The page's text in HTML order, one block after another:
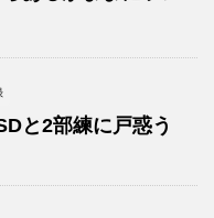
と2部練に戸惑う